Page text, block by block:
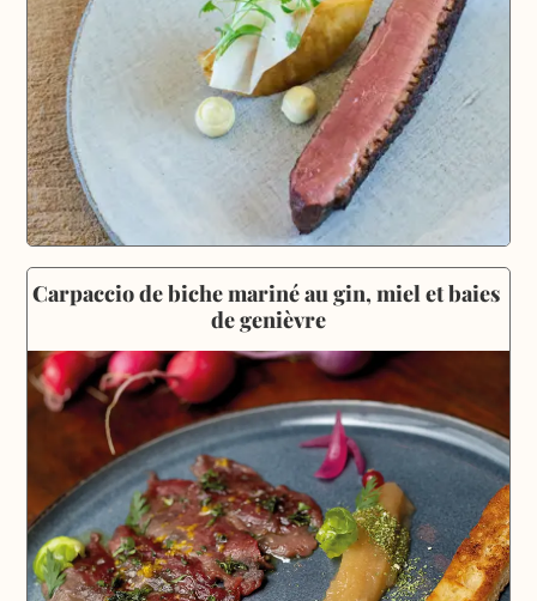
Carpaccio de biche mariné au gin, miel et baies
de genièvre